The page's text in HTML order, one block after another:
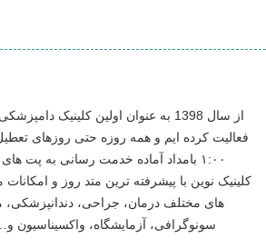
از سال 1398 به عنوان اولین کلینیک
۱:۰۰ بامداد آماده خدمت رسانی به پت های دلبندتان می باشیم.
کلینیک نوین با پیشرفته ترین متد روز و
های مختلف درمان، جراحی، دندانپزشکی،
سونوگرافی، آزمایشگاه، واکسیناسیون